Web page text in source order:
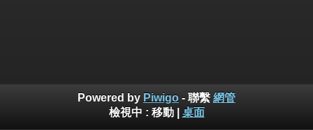
Powered by Piwigo - 聯繫 網管
檢視中 : 移動| 桌面